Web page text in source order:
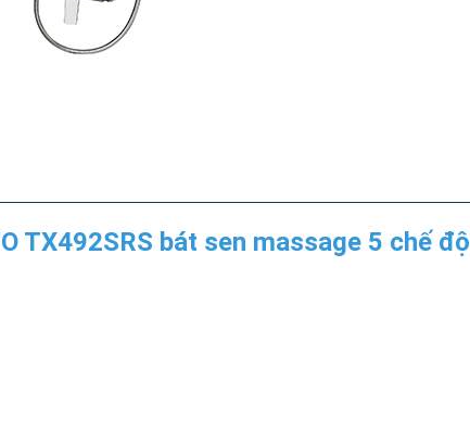
TX492SRS bát sen massage 5 chế độ